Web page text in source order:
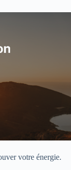
votre énergie.